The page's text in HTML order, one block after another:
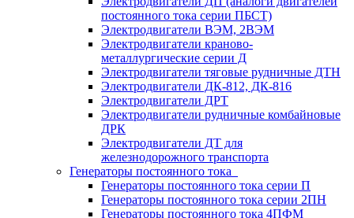
постоянного тока серии ПБСТ)
Электродвигатели ВЭМ, 2ВЭМ
Электродвигатели краново-
металлургические серии Д
Электродвигатели тяговые рудничные ДТН
Электродвигатели ДК-812, ДК-816
Электродвигатели ДРТ
Электродвигатели рудничные комбайновые
ДРК
Электродвигатели ДТ для
железнодорожного транспорта
Генераторы постоянного тока
Генераторы постоянного тока серии П
Генераторы постоянного тока серии 2ПН
Генераторы постоянного тока 4ПФМ